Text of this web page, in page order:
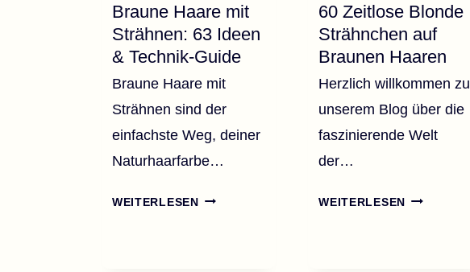
Braune Haare mit
Strähnen: 63 Ideen
& Technik-Guide
Braune Haare mit
Strähnen sind der
einfachste Weg, deiner
Naturhaarfarbe…
WEITERLESENBRAUNE
60 Zeitlose Blonde
Strähnchen auf
Braunen Haaren
Herzlich willkommen zu
unserem Blog über die
faszinierende Welt
der…
WEITERLESEN